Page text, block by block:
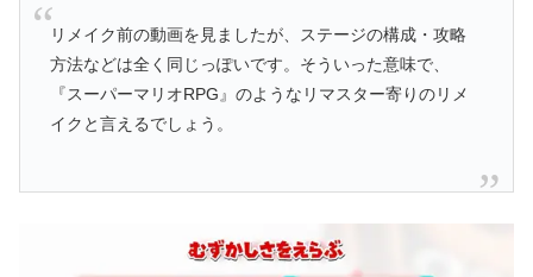
リメイク前の動画を見ましたが、ステージの構成・攻略
方法などは全く同じっぽいです。そういった意味で、
『スーパーマリオRPG』のようなリマスター寄りのリメ
イクと言えるでしょう。